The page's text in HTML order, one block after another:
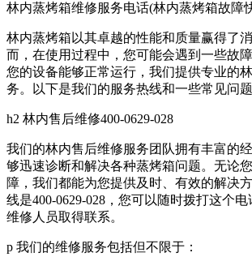
林内蒸烤箱维修服务电话(林内蒸烤箱故障
林内蒸烤箱以其卓越的性能和质量赢得了
而，在使用过程中，您可能会遇到一些故
您的设备能够正常运行，我们提供专业的
务。以下是我们的服务热线和一些常见问题
h2 林内售后维修400-0629-028
我们的林内售后维修服务团队拥有丰富的
够迅速诊断和解决各种蒸烤箱问题。无论
障，我们都能为您提供及时、有效的解决
线是400-0629-028，您可以随时拨打这个
维修人员取得联系。
p 我们的维修服务包括但不限于：